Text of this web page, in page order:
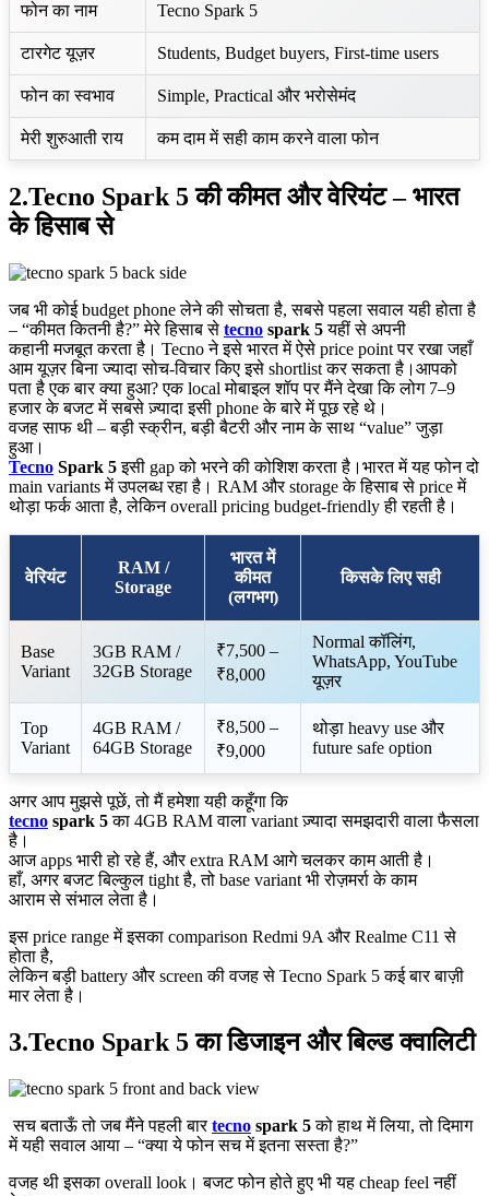
फोन का नाम Tecno Spark 5
टारगेट यूज़र Students, Budget buyers, First-time users
फोन का स्वभाव Simple, Practical और भरोसेमंद
मेरी शुरुआती राय कम दाम में सही काम करने वाला फोन
2.Tecno Spark 5 की कीमत और वेरियंट – भारत
के हिसाब से
जब भी कोई budget phone लेने की सोचता है, सबसे पहला सवाल यही होता है
– “कीमत कितनी है?” मेरे हिसाब से tecno spark 5यहीं से अपनी
कहानी मजबूत करता है। Tecno ने इसे भारत में ऐसे price point पर रखा जहाँ
आम यूज़र बिना ज्यादा सोच-विचार किए इसे shortlist कर सकता है।आपको
पता है एक बार क्या हुआ? एक local मोबाइल शॉप पर मैंने देखा कि लोग 7–9
हजार के बजट में सबसे ज़्यादा इसी phone के बारे में पूछ रहे थे।
वजह साफ थी – बड़ी स्क्रीन, बड़ी बैटरी और नाम के साथ “value” जुड़ा
हुआ।
Tecno Spark 5इसी gap को भरने की कोशिश करता है।भारत में यह फोन दो
main variants में उपलब्ध रहा है। RAM और storage के हिसाब से price में
थोड़ा फर्क आता है, लेकिन overall pricing budget-friendly ही रहती है।
वेरियंट
RAM /
Storage
भारत में
कीमत
(लगभग)
किसके लिए सही
Base
Variant
3GB RAM /
32GB Storage
₹7,500 –
₹8,000
Normal कॉलिंग,
WhatsApp, YouTube
यूज़र
Top
Variant
4GB RAM /
64GB Storage
₹8,500 –
₹9,000
थोड़ा heavy use और
future safe option
अगर आप मुझसे पूछें, तो मैं हमेशा यही कहूँगा कि
tecno spark 5का 4GB RAM वाला variant ज़्यादा समझदारी वाला फैसला
है।
आज apps भारी हो रहे हैं, और extra RAM आगे चलकर काम आती है।
हाँ, अगर बजट बिल्कुल tight है, तो base variant भी रोज़मर्रा के काम
आराम से संभाल लेता है।
इस price range में इसका comparison Redmi 9A और Realme C11 से
होता है,
लेकिन बड़ी battery और screen की वजह से Tecno Spark 5 कई बार बाज़ी
मार लेता है।
3.Tecno Spark 5 का डिजाइन और बिल्ड क्वालिटी
सच बताऊँ तो जब मैंने पहली बारtecno spark 5को हाथ में लिया, तो दिमाग
में यही सवाल आया – “क्या ये फोन सच में इतना सस्ता है?”
वजह थी इसका overall look। बजट फोन होते हुए भी यह cheap feel नहीं